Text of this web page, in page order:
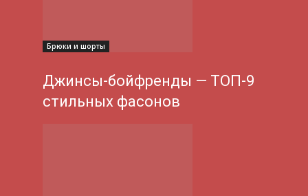
Брюки и шорты
Джинсы-бойфренды — ТОП-9
стильных фасонов